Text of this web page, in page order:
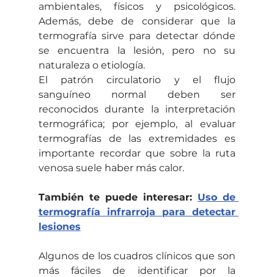
ambientales, físicos y psicológicos.
Además, debe de considerar que la
termografía sirve para detectar dónde
se encuentra la lesión, pero no su
naturaleza o etiología.
El patrón circulatorio y el flujo
sanguíneo normal deben ser
reconocidos durante la interpretación
termográfica; por ejemplo, al evaluar
termografías de las extremidades es
importante recordar que sobre la ruta
venosa suele haber más calor.
También te puede interesar: Uso de
termografía infrarroja para detectar
lesiones
Algunos de los cuadros clínicos que son
más fáciles de identificar por la